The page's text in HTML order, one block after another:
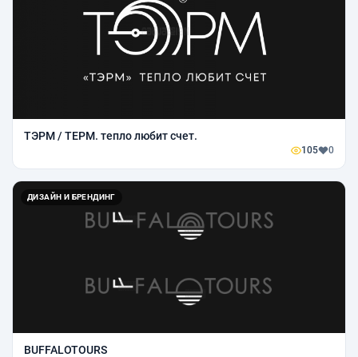
ТЭРМ / ТЕРМ. тепло любит счет.
105 0
ДИЗАЙН И БРЕНДИНГ
BUFFALOTOURS